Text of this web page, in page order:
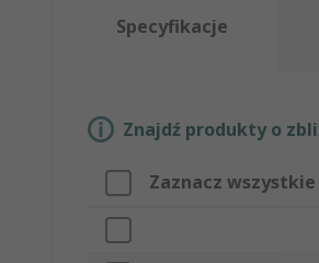
Specyfikacje
Znajdź produkty o
Zaznacz wszystkie